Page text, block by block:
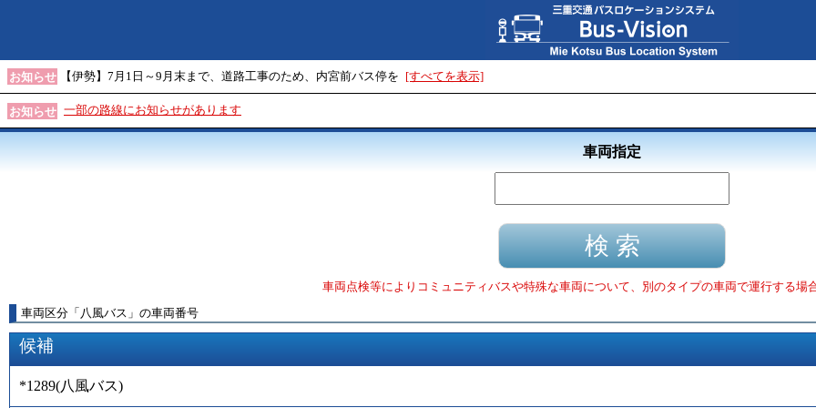
お知らせ 【伊勢】7月1日～9月末まで、道路工事のため、内宮前バス停を [すべてを表示]
お知らせ 一部の路線にお知らせがあります
車両指定
車両点検等によりコミュニティバスや特殊な車両について、別のタイプの車両で運行する場
車両区分 「 八風バス 」 の車両番号
候補
*1289(八風バス)